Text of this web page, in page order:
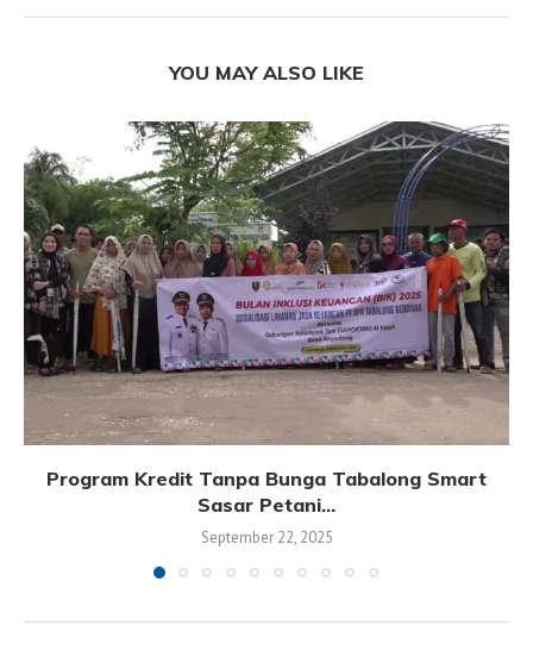
YOU MAY ALSO LIKE
Program Kredit Tanpa Bunga Tabalong Smart
Sasar Petani...
September 22, 2025